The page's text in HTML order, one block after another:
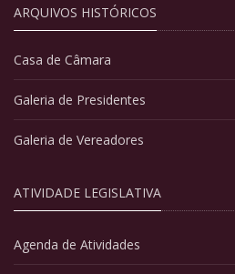
ARQUIVOS HISTÓRICOS
Casa de Câmara
Galeria de Presidentes
Galeria de Vereadores
ATIVIDADE LEGISLATIVA
Agenda de Atividades